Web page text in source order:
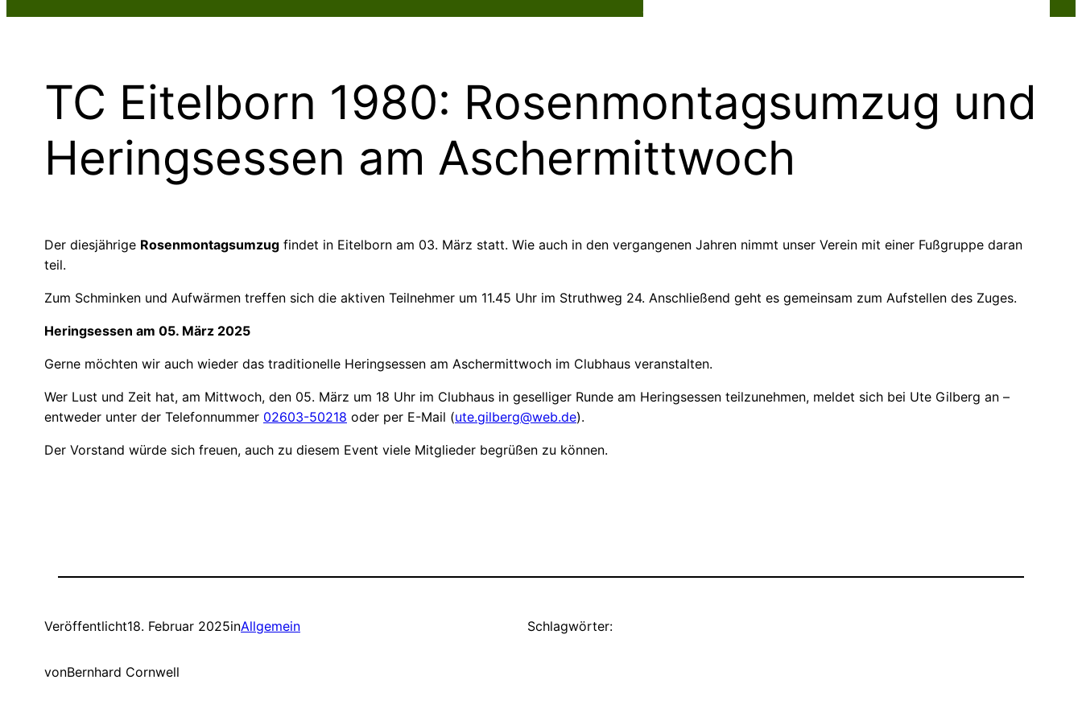
TC Eitelborn 1980: Rosenmontagsumzug und
Heringsessen am Aschermittwoch
Der diesjährige Rosenmontagsumzug findet in Eitelborn am 03. März statt. Wie auch in den vergangenen Jahren nimmt unser Verein mit einer Fußgruppe daran
teil.
Zum Schminken und Aufwärmen treffen sich die aktiven Teilnehmer um 11.45 Uhr im Struthweg 24. Anschließend geht es gemeinsam zum Aufstellen des Zuges.
Heringsessen am 05. März 2025
Gerne möchten wir auch wieder das traditionelle Heringsessen am Aschermittwoch im Clubhaus veranstalten.
Wer Lust und Zeit hat, am Mittwoch, den 05. März um 18 Uhr im Clubhaus in geselliger Runde am Heringsessen teilzunehmen, meldet sich bei Ute Gilberg an –
entweder unter der Telefonnummer 02603-50218 oder per E-Mail (ute.gilberg@web.de).
Der Vorstand würde sich freuen, auch zu diesem Event viele Mitglieder begrüßen zu können.
Veröffentlicht18. Februar 2025inAllgemein
vonBernhard Cornwell
Schlagwörter: